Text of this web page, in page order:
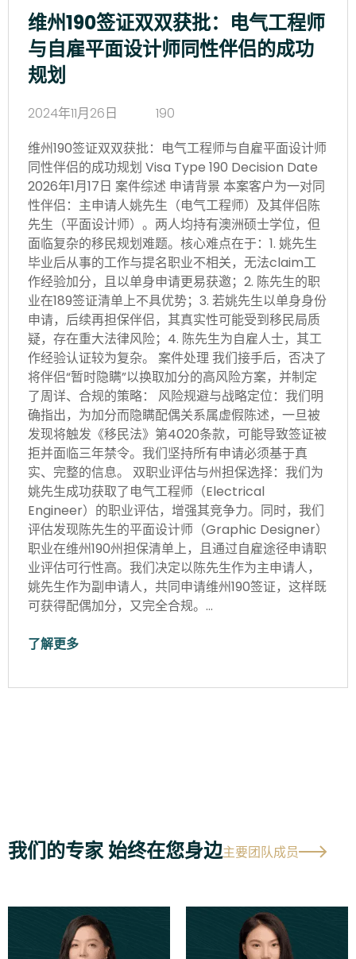
维州190签证双双获批：电气工程师
与自雇平面设计师同性伴侣的成功
规划
2024年11月26日
190
维州190签证双双获批：电气工程师与自雇平面设计师
同性伴侣的成功规划 Visa Type 190 Decision Date
2026年1月17日 案件综述 申请背景 本案客户为一对同
性伴侣：主申请人姚先生（电气工程师）及其伴侣陈
先生（平面设计师）。两人均持有澳洲硕士学位，但
面临复杂的移民规划难题。核心难点在于：1. 姚先生
毕业后从事的工作与提名职业不相关，无法claim工
作经验加分，且以单身申请更易获邀；2. 陈先生的职
业在189签证清单上不具优势；3. 若姚先生以单身身份
申请，后续再担保伴侣，其真实性可能受到移民局质
疑，存在重大法律风险；4. 陈先生为自雇人士，其工
作经验认证较为复杂。 案件处理 我们接手后，否决了
将伴侣“暂时隐瞒”以换取加分的高风险方案，并制定
了周详、合规的策略： 风险规避与战略定位：我们明
确指出，为加分而隐瞒配偶关系属虚假陈述，一旦被
发现将触发《移民法》第4020条款，可能导致签证被
拒并面临三年禁令。我们坚持所有申请必须基于真
实、完整的信息。 双职业评估与州担保选择：我们为
姚先生成功获取了电气工程师（Electrical
Engineer）的职业评估，增强其竞争力。同时，我们
评估发现陈先生的平面设计师（Graphic Designer）
职业在维州190州担保清单上，且通过自雇途径申请职
业评估可行性高。我们决定以陈先生作为主申请人，
姚先生作为副申请人，共同申请维州190签证，这样既
可获得配偶加分，又完全合规。…
了解更多
我们的专家 始终在您身边主要团队成员